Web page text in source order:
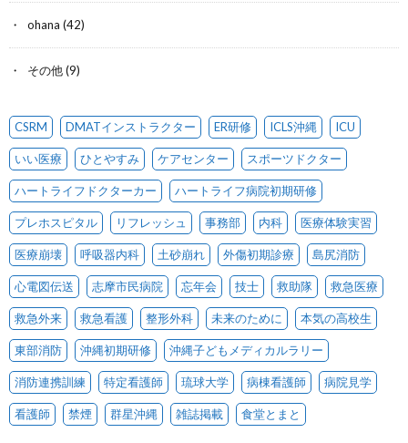
ohana (42)
その他(9)
CSRM DMATインストラクター ER研修 ICLS沖縄 ICU
いい医療 ひとやすみ ケアセンター スポーツドクター
ハートライフドクターカー ハートライフ病院初期研修
プレホスピタル リフレッシュ 事務部 内科 医療体験実習
医療崩壊 呼吸器内科 土砂崩れ 外傷初期診療 島尻消防
心電図伝送 志摩市民病院 忘年会 技士 救助隊 救急医療
救急外来 救急看護 整形外科 未来のために 本気の高校生
東部消防 沖縄初期研修 沖縄子どもメディカルラリー
消防連携訓練 特定看護師 琉球大学 病棟看護師 病院見学
看護師 禁煙 群星沖縄 雑誌掲載 食堂とまと